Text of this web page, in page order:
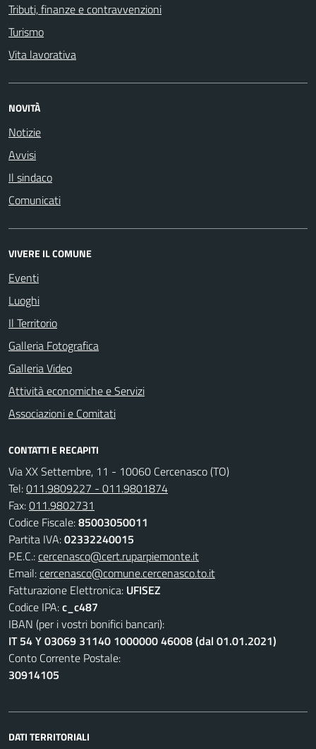
Tributi, finanze e contravvenzioni
Turismo
Vita lavorativa
NOVITÀ
Notizie
Avvisi
Il sindaco
Comunicati
VIVERE IL COMUNE
Eventi
Luoghi
Il Territorio
Galleria Fotografica
Galleria Video
Attività economiche e Servizi
Associazioni e Comitati
CONTATTI E RECAPITI
Via XX Settembre, 11 - 10060 Cercenasco (TO)
Tel:011.9809227 - 011.9801874
Fax:011.9802731
Codice Fiscale:85003050011
Partita IVA:02332240015
P.E.C.:cercenasco@cert.ruparpiemonte.it
Email:cercenasco@comune.cercenasco.to.it
Fatturazione Elettronica: UFISEZ
Codice IPA:c_c487
IBAN (per i vostri bonifici bancari):
IT 54 Y 03069 31140 1000000 46008 (dal 01.01.2021)
Conto Corrente Postale:
30914105
DATI TERRITORIALI